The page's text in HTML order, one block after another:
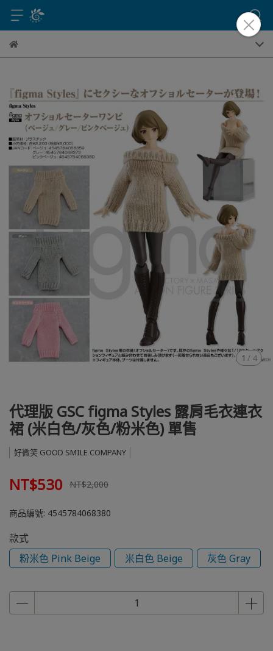
1 / 4
代理版 GSC figma Styles 露肩毛衣連衣
裙 (米白色/灰色/粉米色) 單售
好微笑 GOOD SMILE COMPANY
NT$530 NT$2,000
商品編號: 4545784068380
款式
粉米色 Pink Beige
米白色 Beige 灰色 Gray